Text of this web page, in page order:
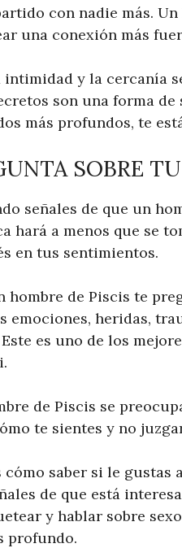
con nadie más.
una conexión más
intimidad y la cercanía
son una forma
más profundos, te
SOBRE
señales de que un
hará a menos que se
en tus sentimientos.
hombre de Piscis te
emociones, heridas,
es uno de los
de Piscis se
te sientes y no
saber si le gustas
de que está
y hablar sobre
profundo.